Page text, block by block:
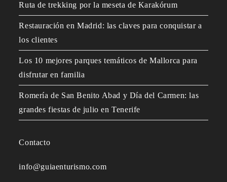
Ruta de trekking por la meseta de Karakórum
Restauración en Madrid: las claves para conquistar a
los clientes
Los 10 mejores parques temáticos de Mallorca para
disfrutar en familia
Romería de San Benito Abad y Día del Carmen: las
grandes fiestas de julio en Tenerife
Contacto
info@guiaenturismo.com